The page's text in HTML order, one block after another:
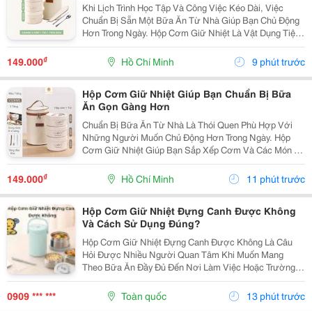
Khi Lịch Trình Học Tập Và Công Việc Kéo Dài, Việc
Chuẩn Bị Sẵn Một Bữa Ăn Từ Nhà Giúp Bạn Chủ Động
Hơn Trong Ngày. Hộp Cơm Giữ Nhiệt Là Vật Dụng Tiện
Lợi, Hỗ Trợ Mang Theo Nhiều Món Ăn Và Phù Hợp Với
Những Người Thường Xuyên Ăn Trưa Tại Trường,
149.000₫ Hồ Chí Minh 9 phút trước
Hộp Cơm Giữ Nhiệt Giúp Bạn Chuẩn Bị Bữa
Ăn Gọn Gàng Hơn
Chuẩn Bị Bữa Ăn Từ Nhà Là Thói Quen Phù Hợp Với
Những Người Muốn Chủ Động Hơn Trong Ngày. Hộp
Cơm Giữ Nhiệt Giúp Bạn Sắp Xếp Cơm Và Các Món Ăn
Kèm Gọn Gàng, Thuận Tiện Mang Theo Đến Trường,
Văn Phòng Hoặc Trong Những Chuyến Đi. Chọn Hộp Có
Số Ngăn...
149.000₫ Hồ Chí Minh 11 phút trước
Hộp Cơm Giữ Nhiệt Đựng Canh Được Không
Và Cách Sử Dụng Đúng?
Hộp Cơm Giữ Nhiệt Đựng Canh Được Không Là Câu
Hỏi Được Nhiều Người Quan Tâm Khi Muốn Mang
Theo Bữa Ăn Đầy Đủ Đến Nơi Làm Việc Hoặc Trường
Học. So Với Cơm Hay Thức Ăn Khô, Canh Là Món Ăn
Có Nhiều Nước Nên Người Dùng Thường Lo Ngại Về
Khả Năng Giữ...
0909 *** *** Toàn quốc 13 phút trước